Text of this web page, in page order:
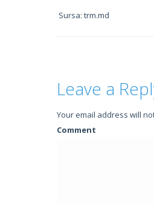
Sursa: trm.md
Leave a
Your email address will
Comment